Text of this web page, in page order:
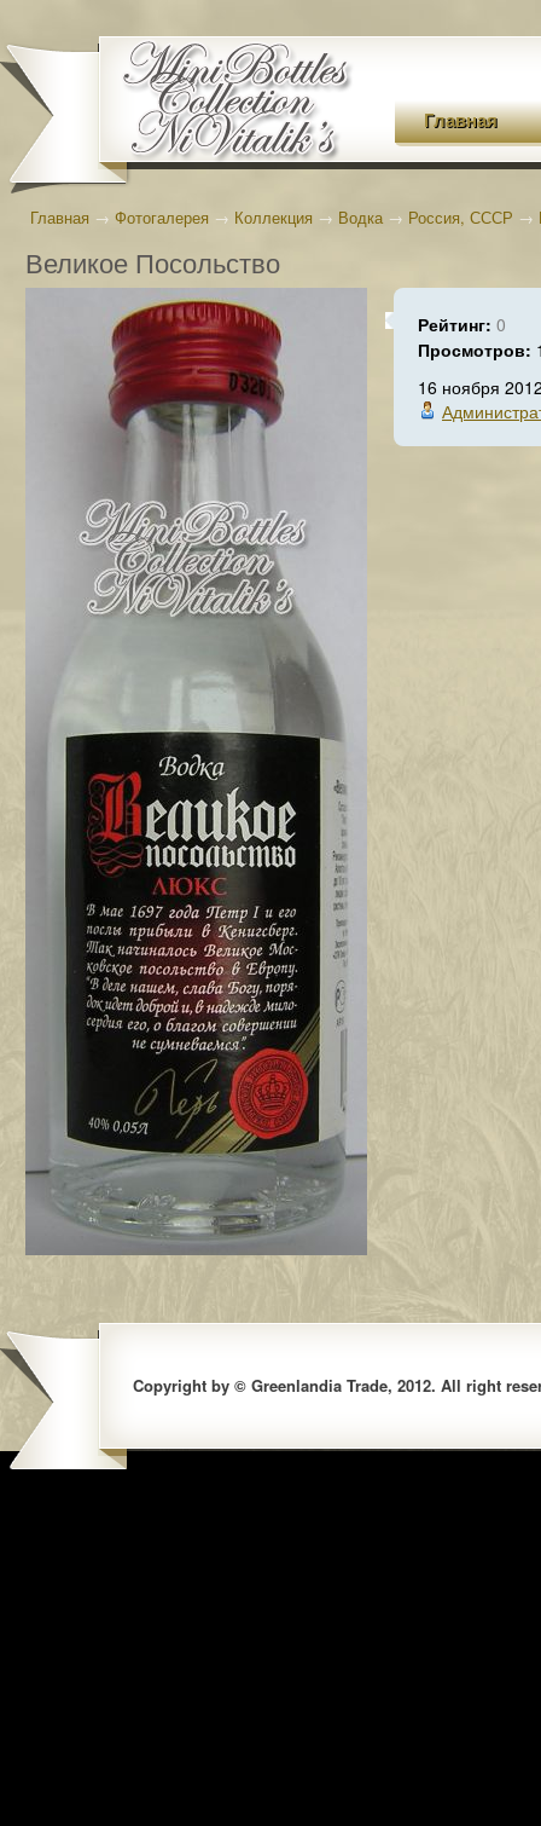
Главная
Главная → Фотогалерея → Коллекция → Водка→ Россия, СССР →
Великое Посольство
Рейтинг: 0
Просмотров:
16 ноября
Copyright by © Greenlandia Trade, 2012. All right